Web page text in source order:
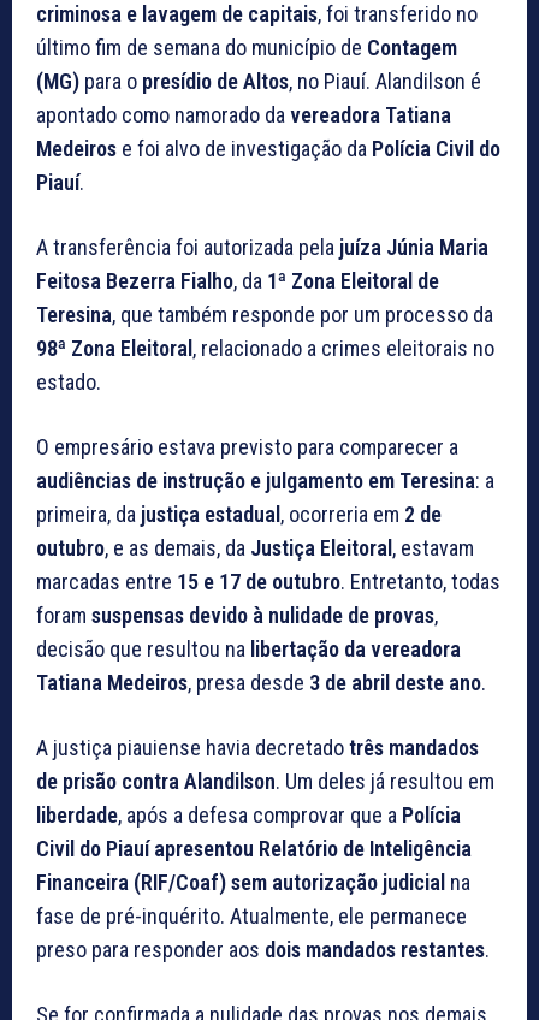
criminosa e lavagem de capitais, foi transferido no
último fim de semana do município de Contagem
(MG) para o presídio de Altos, no Piauí. Alandilson é
apontado como namorado da vereadora Tatiana
Medeiros e foi alvo de investigação da Polícia Civil do
Piauí.
A transferência foi autorizada pela juíza Júnia Maria
Feitosa Bezerra Fialho, da 1ª Zona Eleitoral de
Teresina, que também responde por um processo da
98ª Zona Eleitoral , relacionado a crimes eleitorais no
estado.
O empresário estava previsto para comparecer a
audiências de instrução e julgamento em Teresina: a
primeira, da justiça estadual , ocorreria em 2 de
outubro, e as demais, da Justiça Eleitoral , estavam
marcadas entre 15 e 17 de outubro. Entretanto, todas
foram suspensas devido à nulidade de provas,
decisão que resultou na libertação da vereadora
Tatiana Medeiros, presa desde 3 de abril deste ano.
A justiça piauiense havia decretadotrês mandados
de prisão contra Alandilson. Um deles já resultou em
liberdade, após a defesa comprovar que a Polícia
Civil do Piauí apresentou Relatório de Inteligência
Financeira (RIF/Coaf) sem autorização judicial na
fase de pré-inquérito. Atualmente, ele permanece
preso para responder aos dois mandados restantes.
Se for confirmada a nulidade das provas nos demais